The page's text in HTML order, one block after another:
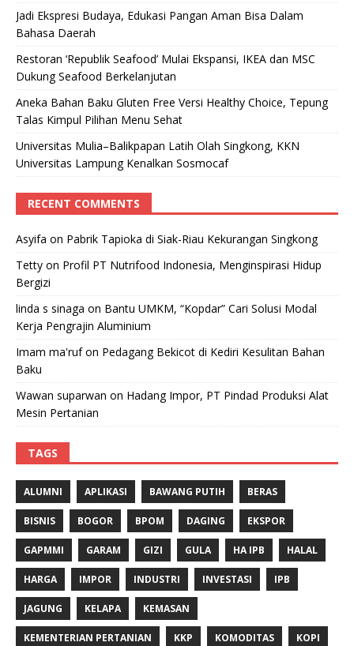
Jadi Ekspresi Budaya, Edukasi Pangan Aman Bisa Dalam
Bahasa Daerah
Restoran ‘Republik Seafood’ Mulai Ekspansi, IKEA dan MSC
Dukung Seafood Berkelanjutan
Aneka Bahan Baku Gluten Free Versi Healthy Choice, Tepung
Talas Kimpul Pilihan Menu Sehat
Universitas Mulia–Balikpapan Latih Olah Singkong, KKN
Universitas Lampung Kenalkan Sosmocaf
RECENT COMMENTS
Asyifa on Pabrik Tapioka di Siak-Riau Kekurangan Singkong
Tetty on Profil PT Nutrifood Indonesia, Menginspirasi Hidup
Bergizi
linda s sinaga on Bantu UMKM, “Kopdar” Cari Solusi Modal
Kerja Pengrajin Aluminium
Imam ma'rufon Pedagang Bekicot di Kediri Kesulitan Bahan
Baku
Wawan suparwan on Hadang Impor, PT Pindad Produksi Alat
Mesin Pertanian
TAGS
ALUMNI APLIKASI BAWANG PUTIH BERAS
BISNIS BOGOR BPOM DAGING EKSPOR
GAPMMI GARAM GIZI GULA HA IPB HALAL
HARGA IMPOR INDUSTRI INVESTASI IPB
JAGUNG KELAPA KEMASAN
KEMENTERIAN PERTANIAN KKP KOMODITAS KOPI